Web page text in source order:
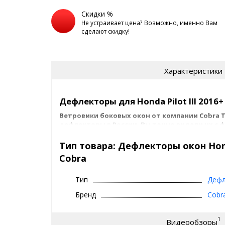
Скидки %
Не устраивает цена? Возможно, именно Вам
сделают скидку!
Характеристики
Дефлекторы для Honda Pilot III
Ветровики боковых окон от компании Cobra
дефлекторы в России. Вы точно видели их с
На данный момент дефлекторы на окна Кобра для
выпускаются в нескольких вариантах:
Без хром молдинга
дефлекторов 6-8 см
Выбирайте доступный вариант в конфигураторе.
помощью двухстороннего скотча 3M, который
Тип товара: Дефлекторы окон
Cobra
Тип
Бренд
Видеообзоры1